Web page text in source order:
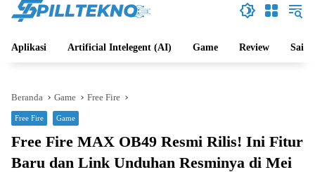
Aplikasi Artificial Intelegent (AI) Game Review Sains
Beranda Game Free Fire
Free Fire Game
Free Fire MAX OB49 Resmi Rilis! Ini Fitur
Baru dan Link Unduhan Resminya di Mei